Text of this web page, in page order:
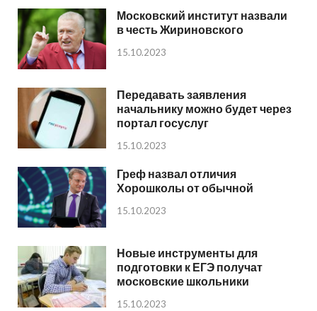
Московский институт назвали
в честь Жириновского
15.10.2023
Передавать заявления
начальнику можно будет через
портал госуслуг
15.10.2023
Греф назвал отличия
Хорошколы от обычной
15.10.2023
Новые инструменты для
подготовки к ЕГЭ получат
московские школьники
15.10.2023